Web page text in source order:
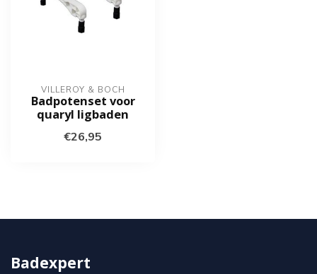
VILLEROY & BOCH
Badpotenset voor
quaryl ligbaden
€26,95
Badexpert